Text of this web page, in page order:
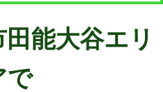
能大谷エリ
で